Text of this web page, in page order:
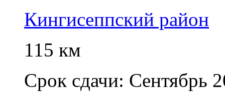
Кингисеппский район
115 км
Срок сдачи: Сентябрь